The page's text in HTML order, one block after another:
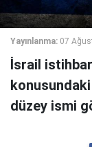
Yayınlanma: 07
İsrail
konusundaki
düzey ismi